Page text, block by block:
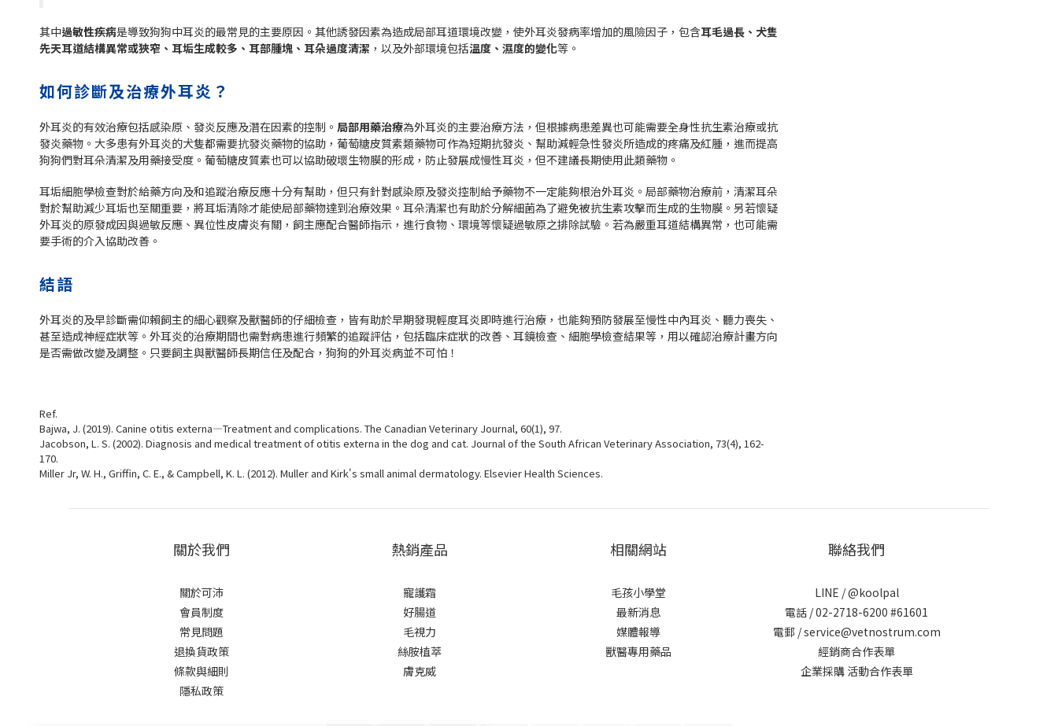
其中過敏性疾病是導致狗狗中耳炎的最常見的主要原因。其他誘發因素為造成局部耳道環境改變，使外耳炎發病率增加的風險因子，包含耳毛過長、犬隻
先天耳道結構異常或狹窄、耳垢生成較多、耳部腫塊、耳朵過度清潔 ，以及外部環境包括溫度、濕度的變化等。
如何診斷及治療外耳炎？
外耳炎的有效治療包括感染原、發炎反應及潛在因素的控制。 局部用藥治療為外耳炎的主要治療方法，但根據病患差異也可能需要全身性抗生素治療或抗
發炎藥物。大多患有外耳炎的犬隻都需要抗發炎藥物的協助，葡萄糖皮質素類藥物可作為短期抗發炎、幫助減輕急性發炎所造成的疼痛及紅腫，進而提高
狗狗們對耳朵清潔及用藥接受度。葡萄糖皮質素也可以協助破壞生物膜的形成，防止發展成慢性耳炎，但不建議長期使用此類藥物。
耳垢細胞學檢查對於給藥方向及和追蹤治療反應十分有幫助，但只有針對感染原及發炎控制給予藥物不一定能夠根治外耳炎。局部藥物治療前，清潔耳朵
對於幫助減少耳垢也至關重要，將耳垢清除才能使局部藥物達到治療效果。耳朵清潔也有助於分解細菌為了避免被抗生素攻擊而生成的生物膜。另若懷疑
外耳炎的原發成因與過敏反應、異位性皮膚炎有關，飼主應配合醫師指示，進行食物、環境等懷疑過敏原之排除試驗。若為嚴重耳道結構異常，也可能需
要手術的介入協助改善。
結語
外耳炎的及早診斷需仰賴飼主的細心觀察及獸醫師的仔細檢查，皆有助於早期發現輕度耳炎即時進行治療，也能夠預防發展至慢性中內耳炎、聽力喪失、
甚至造成神經症狀等。外耳炎的治療期間也需對病患進行頻繁的追蹤評估，包括臨床症狀的改善、耳鏡檢查、細胞學檢查結果等，用以確認治療計畫方向
是否需做改變及調整。只要飼主與獸醫師長期信任及配合，狗狗的外耳炎病並不可怕！
Ref.
Bajwa, J. (2019). Canine otitis externa—Treatment and complications. The Canadian Veterinary Journal, 60(1), 97.
Jacobson, L. S. (2002). Diagnosis and medical treatment of otitis externa in the dog and cat. Journal of the South African Veterinary Association, 73(4), 162-
170.
Miller Jr, W. H., Griffin, C. E., & Campbell, K. L. (2012). Muller and Kirk's small animal dermatology. Elsevier Health Sciences.
關於我們
關於可沛
會員制度
常見問題
退換貨政策
條款與細則
隱私政策
熱銷產品
寵護霜
好腸道
毛視力
絲胺植萃
膚克威
相關網站
毛孩小學堂
最新消息
媒體報導
獸醫專用藥品
聯絡我們
LINE /@koolpal
電話 / 02-2718-6200 #61601
電郵 / service@vetnostrum.com
經銷商合作表單
企業採購 活動合作表單